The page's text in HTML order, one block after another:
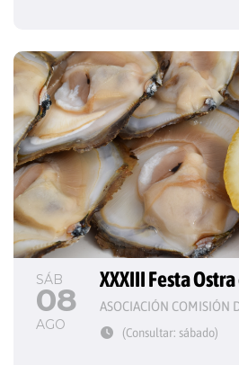
SÁB
08
AGO
XXXIII Festa
(Consultar: sábado)